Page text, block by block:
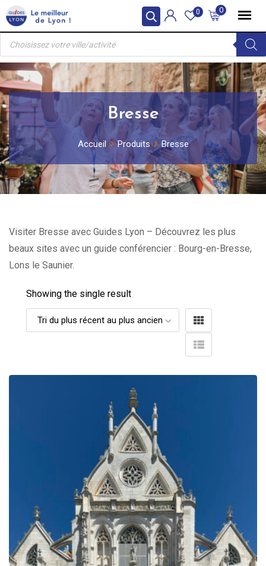
Skip
to
content
0
0
Recherche
produits
Bresse
Accueil Produits Bresse
Visiter Bresse avec Guides Lyon – Découvrez les plus
beaux sites avec un guide conférencier : Bourg-en-Bresse,
Lons le Saunier.
Showing the single result